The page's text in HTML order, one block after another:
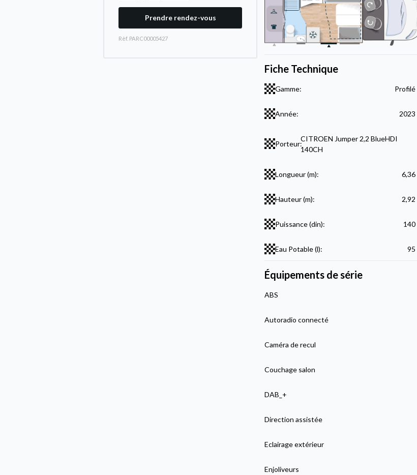
Prendre rendez-vous
Rèf. PARC00005427
Fiche Technique
Gamme: Profilé
Année: 2023
Porteur:
CITROEN Jumper 2,2 BlueHDI
140CH
Longueur (m): 6,36
Hauteur (m): 2,92
Puissance (din): 140
Eau Potable (l): 95
Équipements de série
ABS
Autoradio connecté
Caméra de recul
Couchage salon
DAB_+
Direction assistée
Eclairage extérieur
Enjoliveurs